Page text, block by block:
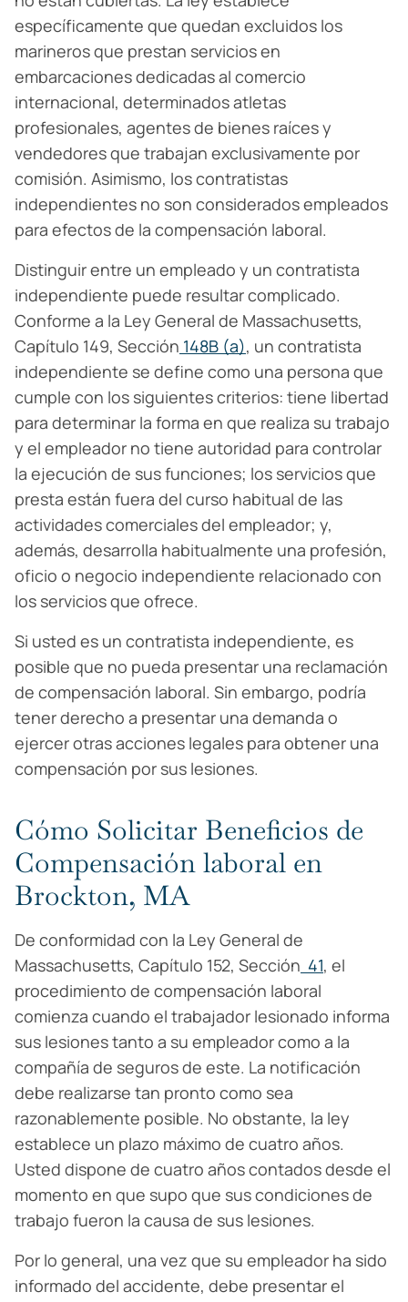
específicamente que quedan excluidos los
marineros que prestan servicios en
embarcaciones dedicadas al comercio
internacional, determinados atletas
profesionales, agentes de bienes raíces y
vendedores que trabajan exclusivamente por
comisión. Asimismo, los contratistas
independientes no son considerados empleados
para efectos de la compensación laboral.
Distinguir entre un empleado y un contratista
independiente puede resultar complicado.
Conforme a la Ley General de Massachusetts,
Capítulo 149, Sección 148B (a), un contratista
independiente se define como una persona que
cumple con los siguientes criterios: tiene libertad
para determinar la forma en que realiza su trabajo
y el empleador no tiene autoridad para controlar
la ejecución de sus funciones; los servicios que
presta están fuera del curso habitual de las
actividades comerciales del empleador; y,
además, desarrolla habitualmente una profesión,
oficio o negocio independiente relacionado con
los servicios que ofrece.
Si usted es un contratista independiente, es
posible que no pueda presentar una reclamación
de compensación laboral. Sin embargo, podría
tener derecho a presentar una demanda o
ejercer otras acciones legales para obtener una
compensación por sus lesiones.
Cómo Solicitar Beneficios de
Compensación laboral en
Brockton, MA
De conformidad con la Ley General de
Massachusetts, Capítulo 152, Sección 41, el
procedimiento de compensación laboral
comienza cuando el trabajador lesionado informa
sus lesiones tanto a su empleador como a la
compañía de seguros de este. La notificación
debe realizarse tan pronto como sea
razonablemente posible. No obstante, la ley
establece un plazo máximo de cuatro años.
Usted dispone de cuatro años contados desde el
momento en que supo que sus condiciones de
trabajo fueron la causa de sus lesiones.
Por lo general, una vez que su empleador ha sido
informado del accidente, debe presentar el